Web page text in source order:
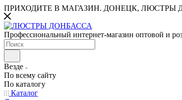
ПРИХОДИТЕ В МАГАЗИН. ДОНЕЦК, ЛЮСТРЫ
Профессиональный интернет-магазин оптовой и
Везде
По всему сайту
По каталогу
Каталог